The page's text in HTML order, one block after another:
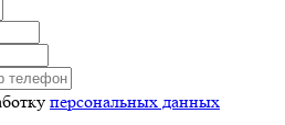
персональных данных